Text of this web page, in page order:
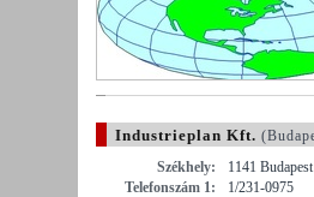
Industrieplan Kft.
Székhely:
1141
Telefonszám 1:
1/231-0975